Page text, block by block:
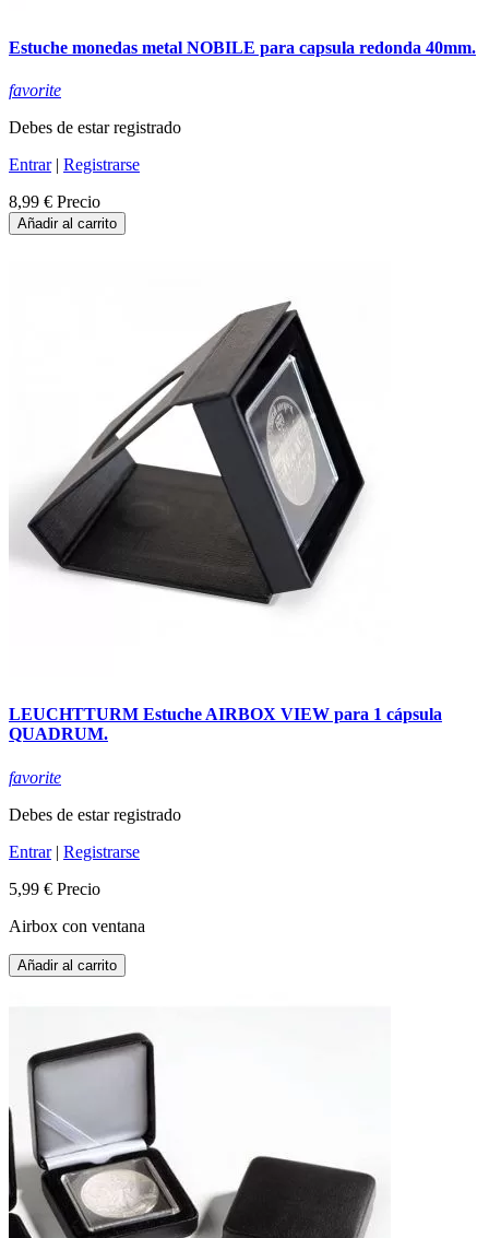
Estuche monedas metal NOBILE para capsula redonda 40mm.
favorite
Debes de estar registrado
Entrar| Registrarse
8,99 € Precio
Añadir al carrito
LEUCHTTURM Estuche AIRBOX VIEW para 1 cápsula
QUADRUM.
favorite
Debes de estar registrado
Entrar| Registrarse
5,99 € Precio
Airbox con ventana
Añadir al carrito